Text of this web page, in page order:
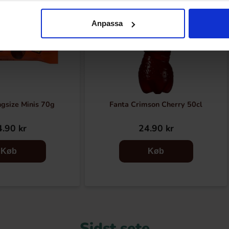
Anpassa
Minis 70g
kr
Køb
Fanta Crimson Cherry 50cl
24.90 kr
Køb